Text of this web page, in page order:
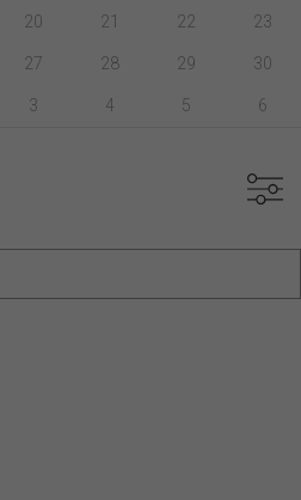
20 21 22 23
27 28 29 30
3 4 5 6